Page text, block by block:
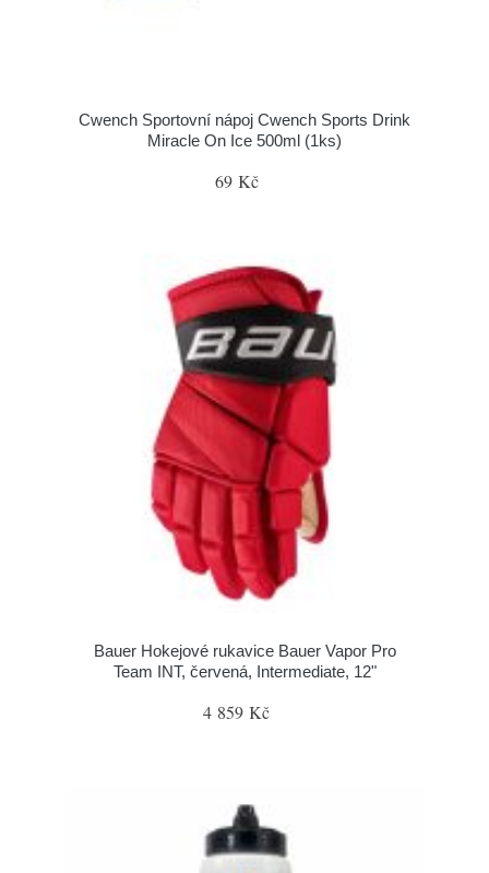
Cwench Sportovní nápoj Cwench Sports Drink
Miracle On Ice 500ml (1ks)
69 Kč
Bauer Hokejové rukavice Bauer Vapor Pro
Team INT, červená, Intermediate, 12"
4 859 Kč